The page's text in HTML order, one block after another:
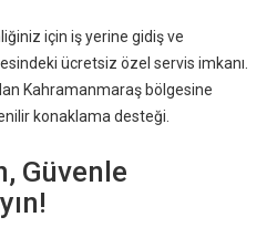
için iş yerine gidiş ve
ücretsiz özel servis imkanı.
Kahramanmaraş bölgesine
konaklama desteği.
Güvenle